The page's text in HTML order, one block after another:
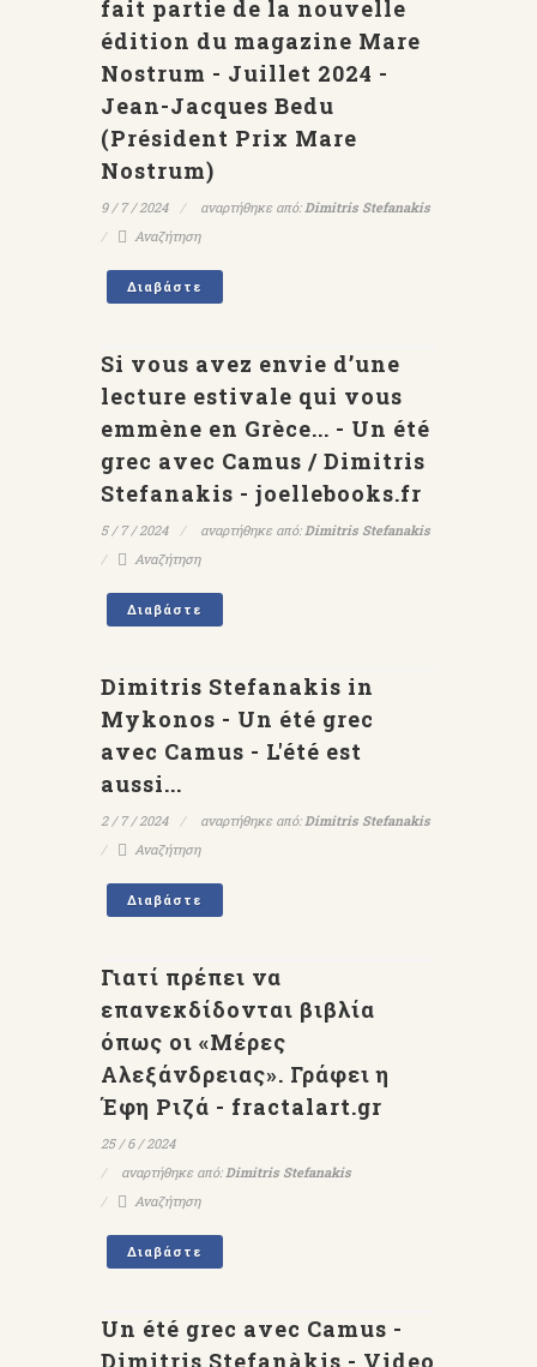
fait partie de la nouvelle
édition du magazine Mare
Nostrum - Juillet 2024 -
Jean-Jacques Bedu
(Président Prix Mare
Nostrum)
9 / 7 / 2024 αναρτήθηκε από:Dimitris Stefanakis
Αναζήτηση
Διαβάστε
Si vous avez envie d’une
lecture estivale qui vous
emmène en Grèce... - Un été
grec avec Camus / Dimitris
Stefanakis - joellebooks.fr
5 / 7 / 2024 αναρτήθηκε από:Dimitris Stefanakis
Αναζήτηση
Διαβάστε
Dimitris Stefanakis in
Mykonos - Un été grec
avec Camus - L'été est
aussi...
2 / 7 / 2024 αναρτήθηκε από:Dimitris Stefanakis
Αναζήτηση
Διαβάστε
Γιατί πρέπει να
επανεκδίδονται βιβλία
όπως οι «Μέρες
Αλεξάνδρειας». Γράφει η
Έφη Ριζά - fractalart.gr
25 / 6 / 2024
αναρτήθηκε από:Dimitris Stefanakis
Αναζήτηση
Διαβάστε
Un été grec avec Camus -
Dimitris Stefanàkis - Video